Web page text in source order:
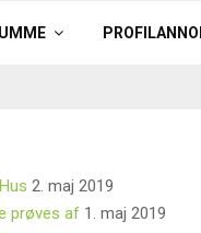
2. maj 2019
prøves af 1. maj 2019